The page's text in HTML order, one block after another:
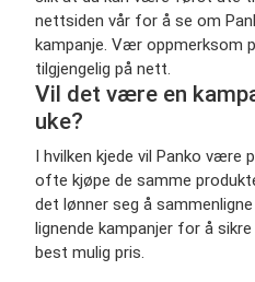
nettsiden vår for å se om
kampanje. Vær oppmerksom
tilgjengelig på nett.
Vil det være en
uke?
I hvilken kjede vil Panko være
ofte kjøpe de samme
det lønner seg å
lignende kampanjer for å
best mulig pris.